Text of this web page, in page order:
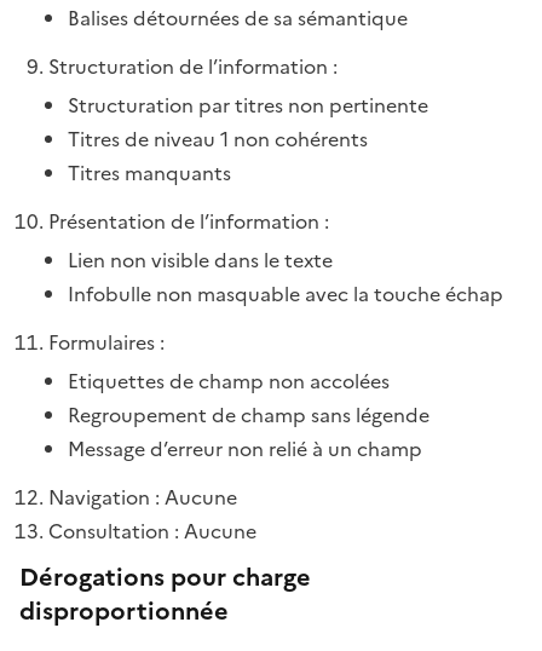
Balises détournées de sa sémantique
Structuration de l’information :
Structuration par titres non pertinente
Titres de niveau 1 non cohérents
Titres manquants
Présentation de l’information :
Lien non visible dans le texte
Infobulle non masquable avec la touche échap
Formulaires :
Etiquettes de champ non accolées
Regroupement de champ sans légende
Message d’erreur non relié à un champ
Navigation : Aucune
Consultation : Aucune
Dérogations pour charge
disproportionnée